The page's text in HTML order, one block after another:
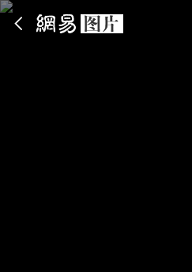
App内打开